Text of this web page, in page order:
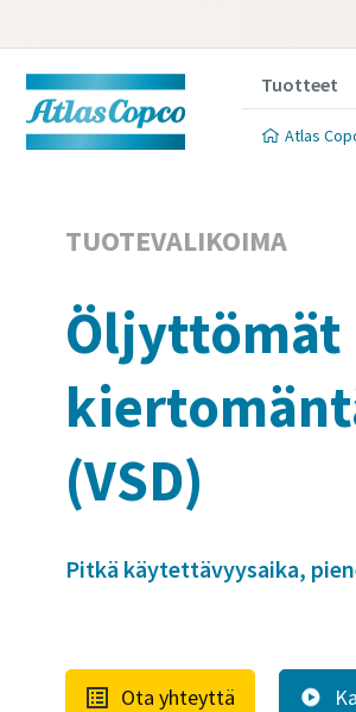
Tuotteet
Atlas
TUOTEVALIKOIMA
Öljyttömät
(VSD)
Pitkä käytettävyysaika,
Ota yhteyttä